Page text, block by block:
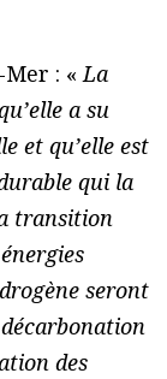
Mer : «La
a su
et qu’elle est
qui la
transition
seront
des